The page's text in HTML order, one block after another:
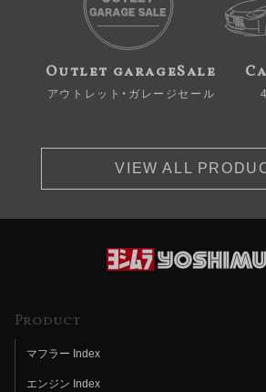
Outlet garageSale
アウトレット・ガレージセール
VIEW ALL
Product
マフラー Index
エンジン Index